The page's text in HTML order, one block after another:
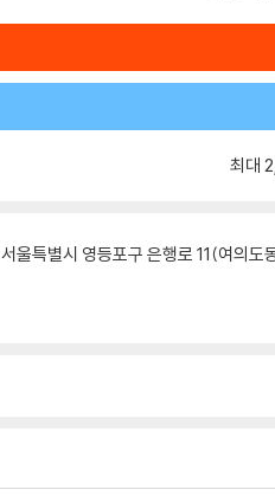
최대
서울특별시 영등포구 은행로 11(여의도